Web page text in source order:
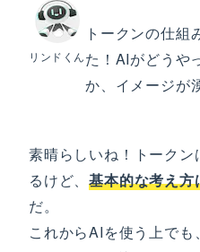
リンドくん
トークンの仕組
た！AIがどうや
か、イメージが
素晴らしいね！トークン
るけど、基本的な考え方
だ。
これからAIを使う上で